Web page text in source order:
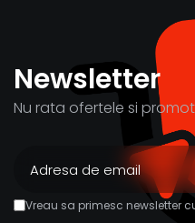
Newsletter
Nu rata ofertele si
Vreau sa primesc newsletter